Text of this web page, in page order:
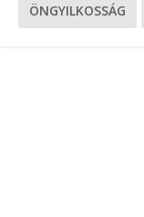
ÖNGYILKOSSÁG